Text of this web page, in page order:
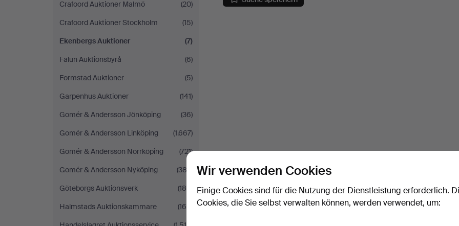
Crafoord Auktioner Malmö
(20)
Crafoord Auktioner Stockholm
(15)
Ekenbergs Auktioner
(7)
Falun Auktionsbyrå
(6)
Formstad Auktioner
(5)
Garpenhus Auktioner
(141)
Gomér & Andersson Jönköping
(36)
Gomér & Andersson Linköping
(1.667)
Gomér & Andersson Norrköping
(721)
Gomér & Andersson Nyköping
(383)
Göteborgs Auktionsverk
(188)
Halmstads Auktionskammare
(164)
Wir verwenden Cookies
Einige Cookies sind für die Nutzung der Dienstleistung erforderlich.
Cookies, die Sie selbst verwalten können, werden verwendet, um: